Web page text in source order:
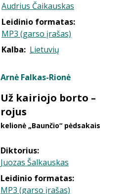
Audrius Čaikauskas
Leidinio formatas:
MP3 (garso įrašas)
Kalba: Lietuvių
Arnė Falkas-Rionė
Už kairiojo borto –
rojus
kelionė „Baunčio“ pėdsakais
Diktorius:
Juozas Šalkauskas
Leidinio formatas:
MP3 (garso įrašas)